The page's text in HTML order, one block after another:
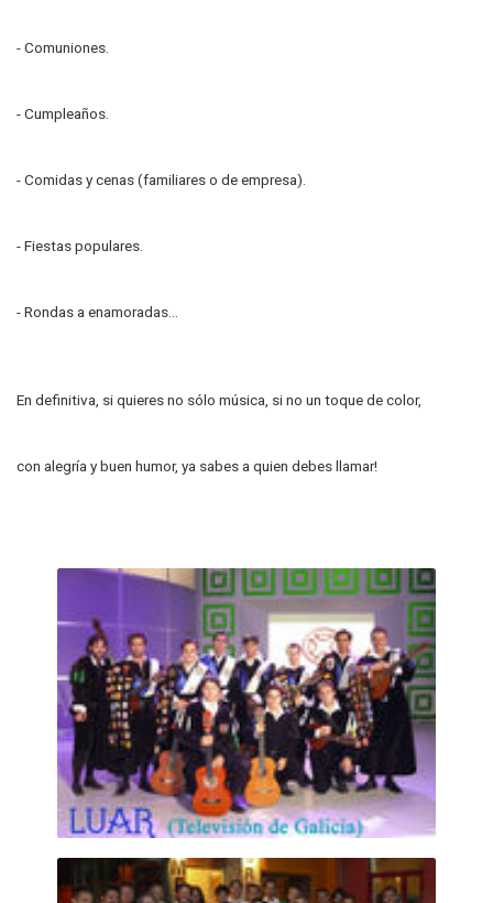
- Comuniones.
- Cumpleaños.
- Comidas y cenas (familiares o de empresa).
- Fiestas populares.
- Rondas a enamoradas...
En definitiva, si quieres no sólo música, si no un toque de color,
con alegría y buen humor, ya sabes a quien debes llamar!